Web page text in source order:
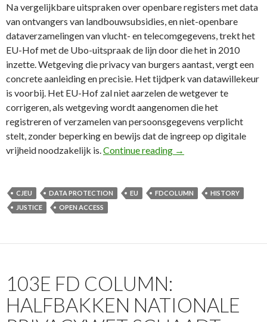
Na vergelijkbare uitspraken over openbare registers met data
van ontvangers van landbouwsubsidies, en niet-openbare
dataverzamelingen van vlucht- en telecomgegevens, trekt het
EU-Hof met de Ubo-uitspraak de lijn door die het in 2010
inzette. Wetgeving die privacy van burgers aantast, vergt een
concrete aanleiding en precisie. Het tijdperk van datawillekeur
is voorbij. Het EU-Hof zal niet aarzelen de wetgever te
corrigeren, als wetgeving wordt aangenomen die het
registreren of verzamelen van persoonsgegevens verplicht
stelt, zonder beperking en bewijs dat de ingreep op digitale
vrijheid noodzakelijk is. Continue reading 104e FD Column:
→
CJEU DATA PROTECTION EU FDCOLUMN
HISTORY
JUSTICE
OPEN ACCESS
103E FD COLUMN:
HALFBAKKEN NATIONALE